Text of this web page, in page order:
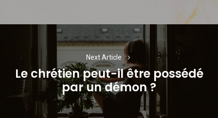
Next Article
Next
post:
Le chrétien peut-il être possédé
par un démon ?